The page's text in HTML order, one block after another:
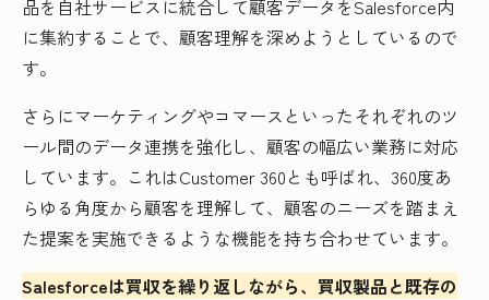
品を自社サービスに統合して顧客データをSalesforce内
に集約することで、顧客理解を深めようとしているので
す。
さらにマーケティングやコマースといったそれぞれのツ
ール間のデータ連携を強化し、顧客の幅広い業務に対応
しています。これはCustomer 360とも呼ばれ、360度あ
らゆる角度から顧客を理解して、顧客のニーズを踏まえ
た提案を実施できるような機能を持ち合わせています。
Salesforceは買収を繰り返しながら、買収製品と既存の